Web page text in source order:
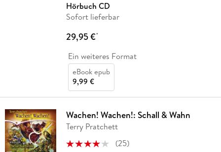
Hörbuch CD
Sofort lieferbar
29,95 €*
Ein weiteres Format
eBook epub
9,99 €
Wachen! Wachen!: Schall & Wahn
Terry Pratchett
(25)